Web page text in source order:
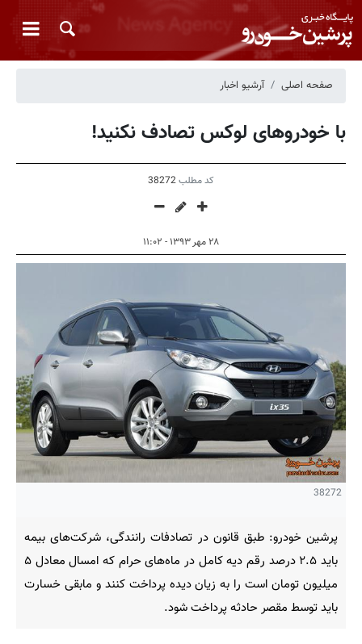
صفحه اصلی آرشیو اخبار
با خودروهای لوکس تصادف نکنید!
کد مطلب38272
۲۸ مهر ۱۳۹۳ - ۱۱:۰۲
38272
پرشین خودرو: طبق قانون در تصادفات رانندگی، شرکت‌های بیمه
باید ۲.۵ درصد رقم دیه کامل در ماه‌های حرام که امسال معادل ۵
میلیون تومان است را به زیان دیده پرداخت کنند و مابقی خسارت
باید توسط مقصر حادثه پرداخت شود.